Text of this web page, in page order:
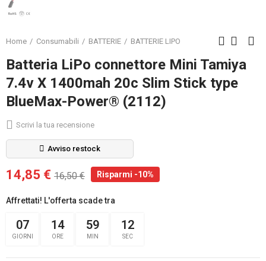
Home Consumabili BATTERIE BATTERIE LIPO
Batteria LiPo connettore Mini Tamiya
7.4v X 1400mah 20c Slim Stick type
BlueMax-Power® (2112)
Scrivi la tua recensione
Avviso restock
14,85 € 16,50 € Risparmi -10%
Affrettati! L'offerta scade tra
07
GIORNI
14
ORE
59
MIN
11
SEC